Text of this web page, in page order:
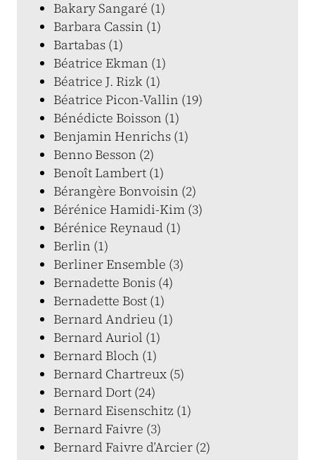
Bakary Sangaré (1)
Barbara Cassin (1)
Bartabas (1)
Béatrice Ekman (1)
Béatrice J. Rizk (1)
Béatrice Picon-Vallin (19)
Bénédicte Boisson (1)
Benjamin Henrichs (1)
Benno Besson (2)
Benoît Lambert (1)
Bérangère Bonvoisin (2)
Bérénice Hamidi-Kim (3)
Bérénice Reynaud (1)
Berlin (1)
Berliner Ensemble (3)
Bernadette Bonis (4)
Bernadette Bost (1)
Bernard Andrieu (1)
Bernard Auriol (1)
Bernard Bloch (1)
Bernard Chartreux (5)
Bernard Dort (24)
Bernard Eisenschitz (1)
Bernard Faivre (3)
Bernard Faivre d’Arcier (2)